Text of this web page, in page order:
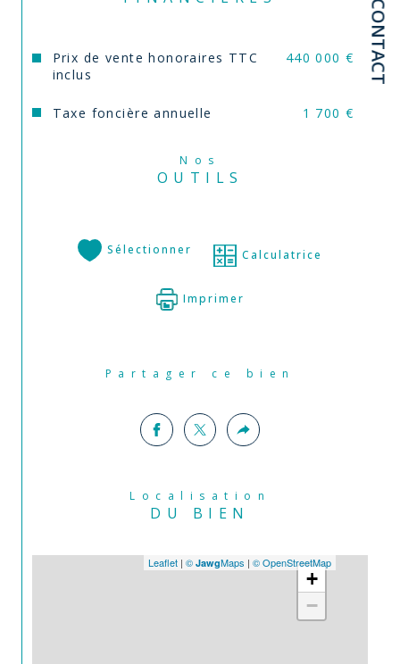
CONTACT
Prix de vente honoraires TTC
inclus
440 000 €
Taxe foncière annuelle 1 700 €
Nos
OUTILS
Sélectionner Calculatrice
Imprimer
Partager ce bien
Localisation
DU BIEN
+
−
Leaflet | © JawgMaps | © OpenStreetMap